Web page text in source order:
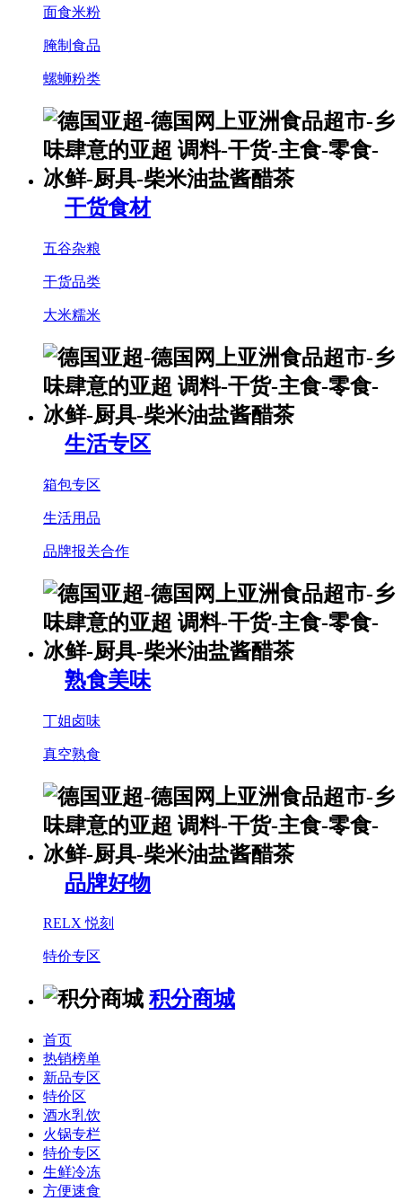
面食米粉
腌制食品
螺蛳粉类
干货食材
五谷杂粮
干货品类
大米糯米
生活专区
箱包专区
生活用品
品牌报关合作
熟食美味
丁姐卤味
真空熟食
品牌好物
RELX 悦刻
特价专区
积分商城
首页
热销榜单
新品专区
特价区
酒水乳饮
火锅专栏
特价专区
生鲜冷冻
方便速食